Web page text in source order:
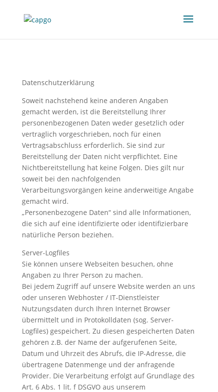
Datenschutzerklärung
Soweit nachstehend keine anderen Angaben
gemacht werden, ist die Bereitstellung Ihrer
personenbezogenen Daten weder gesetzlich oder
vertraglich vorgeschrieben, noch für einen
Vertragsabschluss erforderlich. Sie sind zur
Bereitstellung der Daten nicht verpflichtet. Eine
Nichtbereitstellung hat keine Folgen. Dies gilt nur
soweit bei den nachfolgenden
Verarbeitungsvorgängen keine anderweitige Angabe
gemacht wird.
„Personenbezogene Daten“ sind alle Informationen,
die sich auf eine identifizierte oder identifizierbare
natürliche Person beziehen.
Server-Logfiles
Sie können unsere Webseiten besuchen, ohne
Angaben zu Ihrer Person zu machen.
Bei jedem Zugriff auf unsere Website werden an uns
oder unseren Webhoster / IT-Dienstleister
Nutzungsdaten durch Ihren Internet Browser
übermittelt und in Protokolldaten (sog. Server-
Logfiles) gespeichert. Zu diesen gespeicherten Daten
gehören z.B. der Name der aufgerufenen Seite,
Datum und Uhrzeit des Abrufs, die IP-Adresse, die
übertragene Datenmenge und der anfragende
Provider. Die Verarbeitung erfolgt auf Grundlage des
Art. 6 Abs. 1 lit. f DSGVO aus unserem